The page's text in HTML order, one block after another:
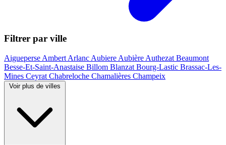
Filtrer par ville
Aigueperse Ambert Arlanc Aubiere Aubière Authezat Beaumont
Besse-Et-Saint-Anastaise Billom Blanzat Bourg-Lastic Brassac-Les-
Mines Ceyrat Chabreloche Chamalières Champeix
Voir plus de villes